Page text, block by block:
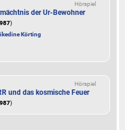
Hörspiel
der Ur-Bewohner
)
Körting
Hörspiel
und das kosmische Feuer
)